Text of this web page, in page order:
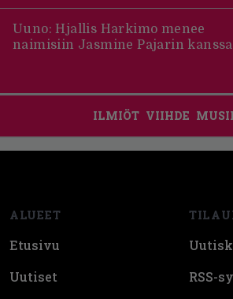
Uuno: Hjallis Harkimo menee
naimisiin Jasmine Pajarin kanssa
ILMIÖT VIIHDE
ALUEET
Etusivu
Uutiset
RSS-